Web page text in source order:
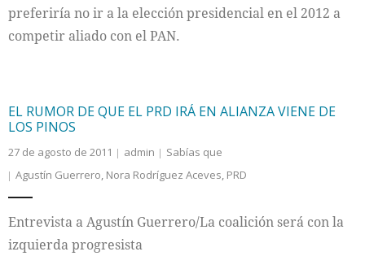
preferiría no ir a la elección presidencial en el 2012 a
competir aliado con el PAN.
EL RUMOR DE QUE EL PRD IRÁ EN ALIANZA VIENE DE
LOS PINOS
27 de agosto de 2011 admin
Sabías que
Agustín Guerrero, Nora Rodríguez Aceves, PRD
Entrevista a Agustín Guerrero/La coalición será con la
izquierda progresista